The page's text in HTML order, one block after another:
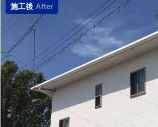
施工後 After